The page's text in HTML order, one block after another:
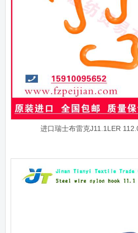
进口瑞士布雷克J11.1LER